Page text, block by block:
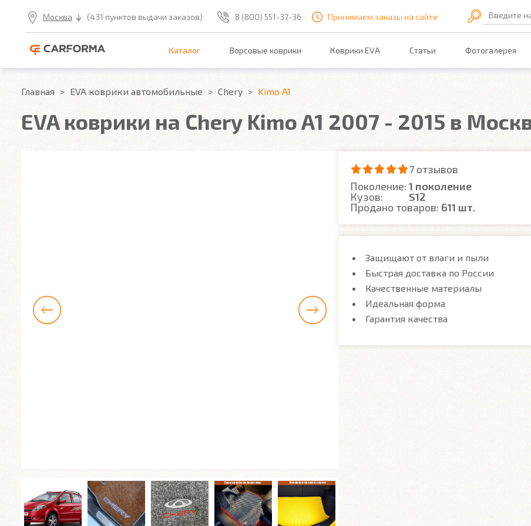
Москва (431 пунктов выдачи заказов) 8 (800) 551-37-36 Принимаем заказы на сайте Введите
Каталог Ворсовые коврики Коврики EVA Статьи Фотогалерея
Главная EVA коврики автомобильные Chery Kimo A1
EVA коврики на Chery Kimo A1 2007 - 2015 в
7 отзывов
Поколение: 1 поколение
Кузов:
S12
Продано товаров: 611 шт.
Защищают от влаги и пыли
Быстрая доставка по России
Качественные материалы
Идеальная форма
Гарантия качества